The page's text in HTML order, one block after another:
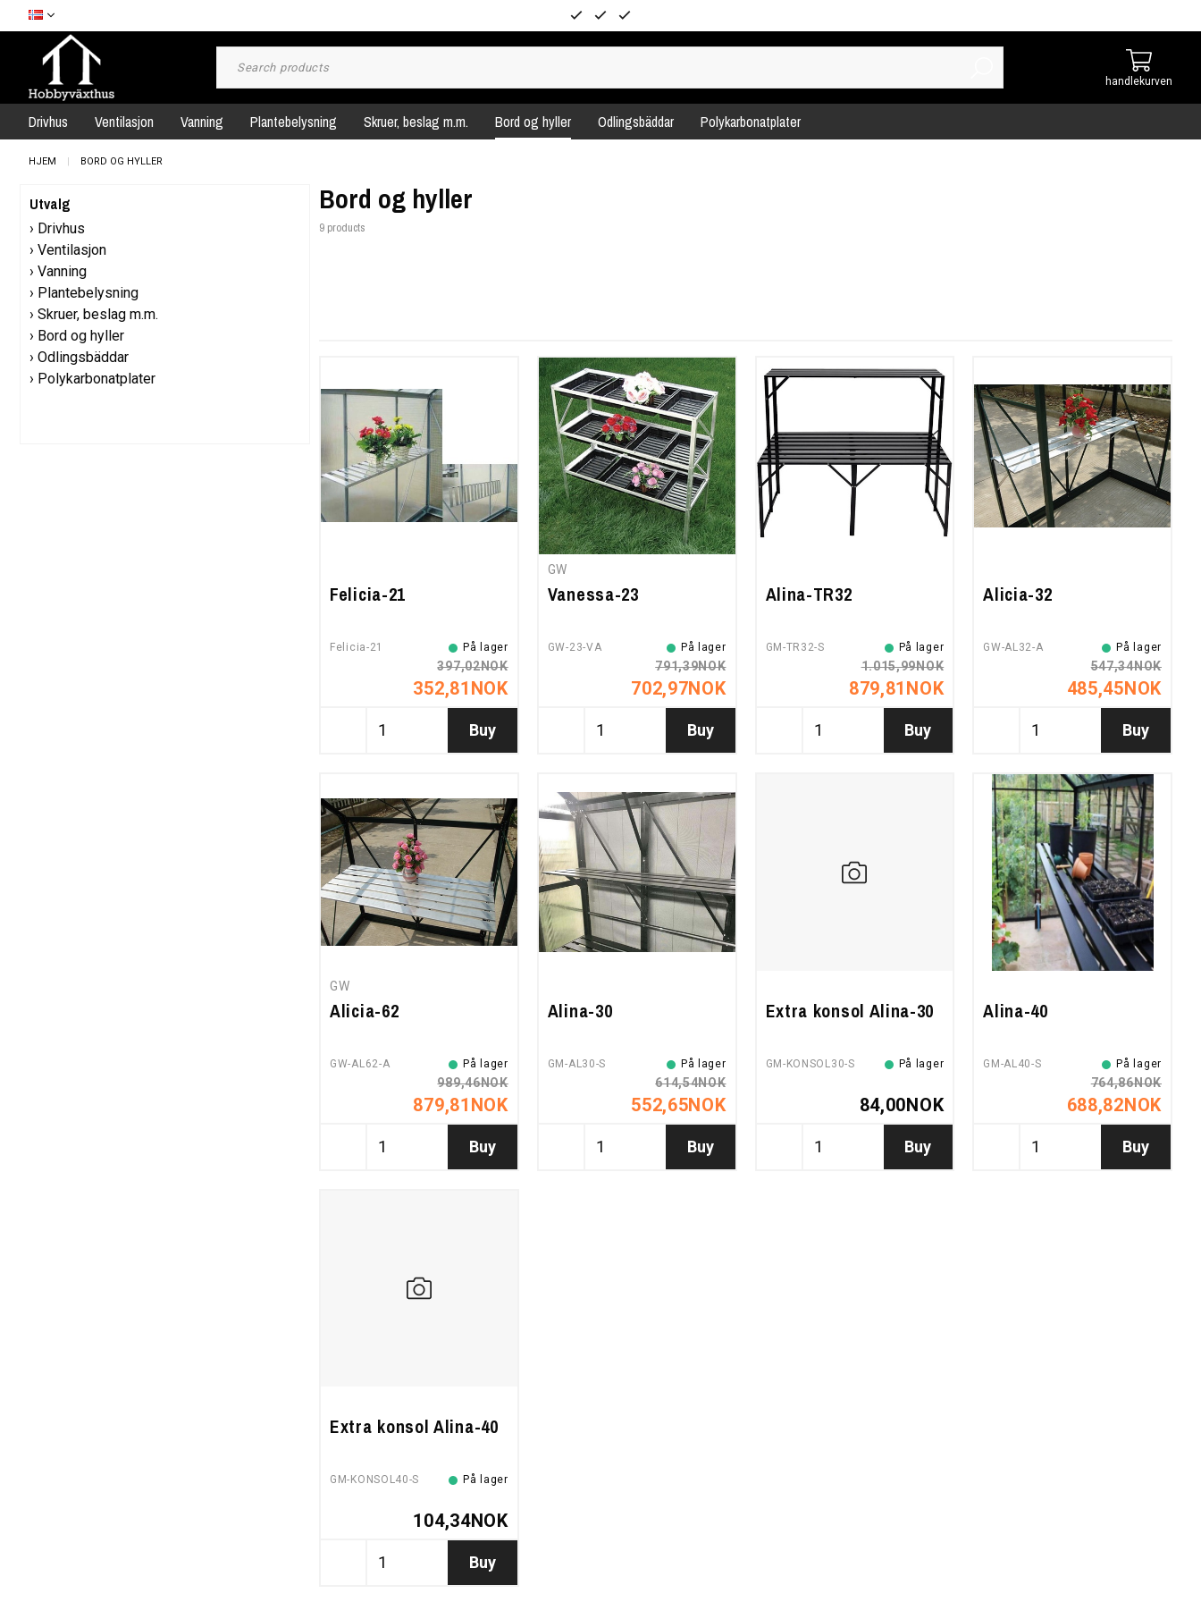
handlekurven
Drivhus Ventilasjon Vanning Plantebelysning Skruer, beslag m.m. Bord og hyller Odlingsbäddar Polykarbonatplater
HJEM BORD OG HYLLER
Utvalg
Drivhus
Ventilasjon
Vanning
Plantebelysning
Skruer, beslag m.m.
Bord og hyller
Odlingsbäddar
Polykarbonatplater
Bord og hyller
9 products
Felicia-21
Felicia-21 På lager
397,02NOK
352,81NOK
Buy
GW
Vanessa-23
GW-23-VA På lager
791,39NOK
702,97NOK
Buy
Alina-TR32
GM-TR32-S På lager
1.015,99NOK
879,81NOK
Buy
Alicia-32
GW-AL32-A På lager
547,34NOK
485,45NOK
Buy
GW
Alicia-62
GW-AL62-A På lager
989,46NOK
879,81NOK
Buy
Alina-30
GM-AL30-S På lager
614,54NOK
552,65NOK
Buy
Extra konsol Alina-30
GM-KONSOL30-S På lager
84,00NOK
Buy
Alina-40
GM-AL40-S På lager
764,86NOK
688,82NOK
Buy
Extra konsol Alina-40
GM-KONSOL40-S På lager
104,34NOK
Buy